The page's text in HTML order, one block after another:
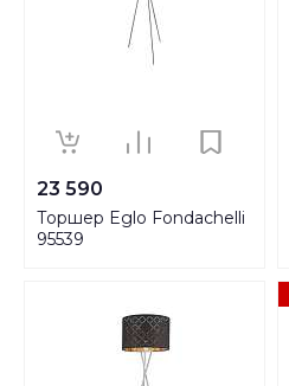
23 590
Торшер Eglo Fondachelli
95539